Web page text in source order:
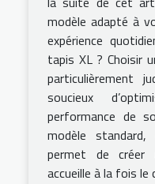
modèle adapté à
expérience
tapis XL ? Choisir
particulièrement
soucieux
performance de
modèle
permet de créer
accueille à la fois